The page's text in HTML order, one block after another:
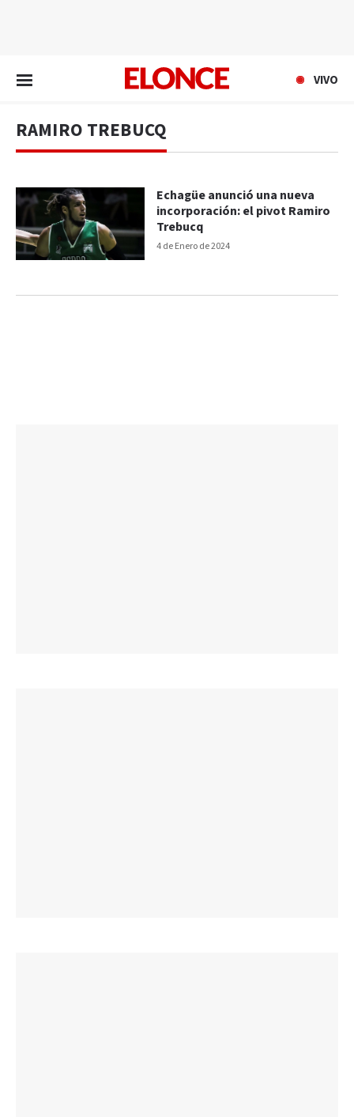
VIVO
RAMIRO TREBUCQ
4 de Enero de 2024
Echagüe anunció una nueva
incorporación: el pivot Ramiro
Trebucq